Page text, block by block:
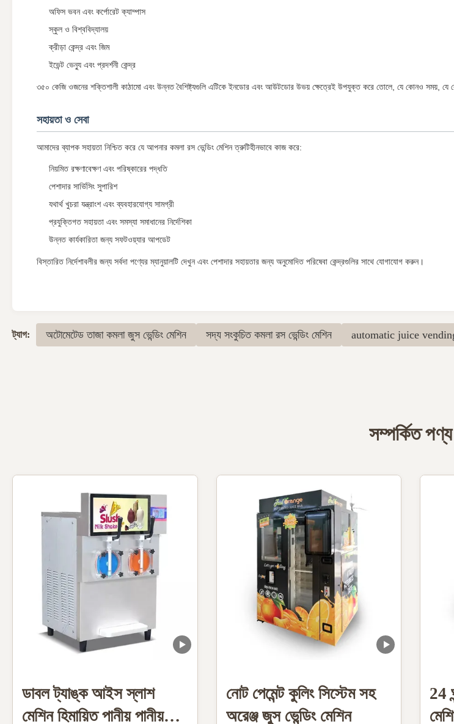
অফিস ভবন এবং কর্পোরেট ক্যাম্পাস
স্কুল ও বিশ্ববিদ্যালয়
ক্রীড়া কেন্দ্র এবং জিম
ইভেন্ট ভেন্যু এবং প্রদর্শনী কেন্দ্র
৩৫০ কেজি ওজনের শক্তিশালী কাঠামো এবং উন্নত বৈশিষ্ট্যগুলি এটিকে ইনডোর এবং আউটডোর উভয় ক্ষেত্রেই উপযুক্ত করে তোলে, যে কোনও সময়, যে
সহায়তা ও সেবা
আমাদের ব্যাপক সহায়তা নিশ্চিত করে যে আপনার কমলা রস ভেন্ডিং মেশিন ত্রুটিহীনভাবে কাজ করে:
নিয়মিত রক্ষণাবেক্ষণ এবং পরিষ্কারের পদ্ধতি
পেশাদার সার্ভিসিং সুপারিশ
যথার্থ খুচরা যন্ত্রাংশ এবং ব্যবহারযোগ্য সামগ্রী
প্রযুক্তিগত সহায়তা এবং সমস্যা সমাধানের নির্দেশিকা
উন্নত কার্যকারিতা জন্য সফটওয়্যার আপডেট
বিস্তারিত নির্দেশাবলীর জন্য সর্বদা পণ্যের ম্যানুয়ালটি দেখুন এবং পেশাদার সহায়তার জন্য অনুমোদিত পরিষেবা কেন্দ্রগুলির সাথে যোগাযোগ করুন।
ট্যাগ: অটোমেটেড তাজা কমলা জুস ভেন্ডিং মেশিন সদ্য সংকুচিত কমলা রস ভেন্ডিং মেশিন automatic juice
সম্পর্কিত পণ্য
ডাবল ট্যাঙ্ক আইস স্লাশ
মেশিন হিমায়িত পানীয় পানীয়
নোট পেমেন্ট কুলিং সিস্টেম সহ
অরেঞ্জ জুস ভেন্ডিং মেশিন
24